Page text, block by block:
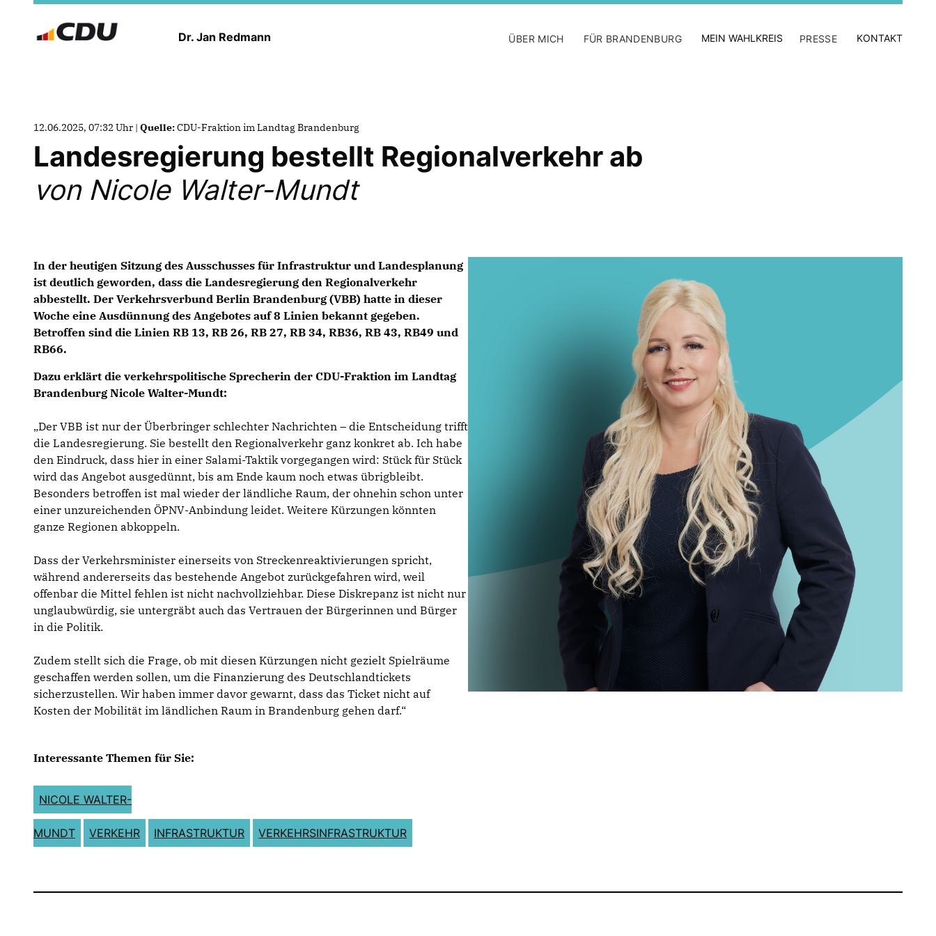
Dr. Jan Redmann ÜBER MICH FÜR BRANDENBURG MEIN WAHLKREIS PRESSE KONTAKT
12.06.2025, 07:32 Uhr | Quelle:CDU-Fraktion im Landtag Brandenburg
Landesregierung bestellt Regionalverkehr ab
von Nicole Walter-Mundt
In der heutigen Sitzung des Ausschusses für Infrastruktur und Landesplanung
ist deutlich geworden, dass die Landesregierung den Regionalverkehr
abbestellt. Der Verkehrsverbund Berlin Brandenburg (VBB) hatte in dieser
Woche eine Ausdünnung des Angebotes auf 8 Linien bekannt gegeben.
Betroffen sind die Linien RB 13, RB 26, RB 27, RB 34, RB36, RB 43, RB49 und
RB66.
Dazu erklärt die verkehrspolitische Sprecherin der CDU-Fraktion im Landtag
Brandenburg Nicole Walter-Mundt:
Der VBB ist nur der Überbringer schlechter Nachrichten – die Entscheidung trifft
die Landesregierung. Sie bestellt den Regionalverkehr ganz konkret ab. Ich habe
den Eindruck, dass hier in einer Salami-Taktik vorgegangen wird: Stück für Stück
wird das Angebot ausgedünnt, bis am Ende kaum noch etwas übrigbleibt.
Besonders betroffen ist mal wieder der ländliche Raum, der ohnehin schon unter
einer unzureichenden ÖPNV-Anbindung leidet. Weitere Kürzungen könnten
ganze Regionen abkoppeln.
Dass der Verkehrsminister einerseits von Streckenreaktivierungen spricht,
während andererseits das bestehende Angebot zurückgefahren wird, weil
offenbar die Mittel fehlen ist nicht nachvollziehbar. Diese Diskrepanz ist nicht nur
unglaubwürdig, sie untergräbt auch das Vertrauen der Bürgerinnen und Bürger
in die Politik.
Zudem stellt sich die Frage, ob mit diesen Kürzungen nicht gezielt Spielräume
geschaffen werden sollen, um die Finanzierung des Deutschlandtickets
sicherzustellen. Wir haben immer davor gewarnt, dass das Ticket nicht auf
Kosten der Mobilität im ländlichen Raum in Brandenburg gehen darf.“
Interessante Themen für Sie:
NICOLE WALTER-
MUNDT VERKEHR INFRASTRUKTUR VERKEHRSINFRASTRUKTUR